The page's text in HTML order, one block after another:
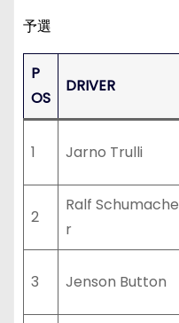
予選
P
OS
DRIVER
1 Jarno Trulli
2
Ralf Schumache
r
3 Jenson Button